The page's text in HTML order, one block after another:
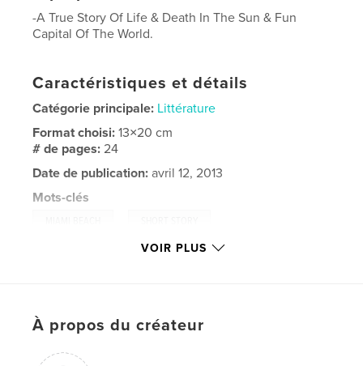
-A True Story Of Life & Death In The Sun & Fun
Capital Of The World.
Caractéristiques et détails
Catégorie principale: Littérature
Format choisi:13×20 cm
# de pages:24
Date de publication: avril 12, 2013
Mots-clés
COMEDY , DRAMA , 1971
VOIR PLUS
À propos du créateur